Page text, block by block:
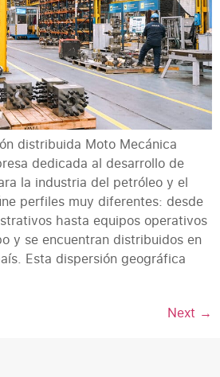
distribuida Moto Mecánica
dedicada al desarrollo de
la industria del petróleo y el
perfiles muy diferentes: desde
hasta equipos operativos
y se encuentran distribuidos en
Esta dispersión geográfica
Next →